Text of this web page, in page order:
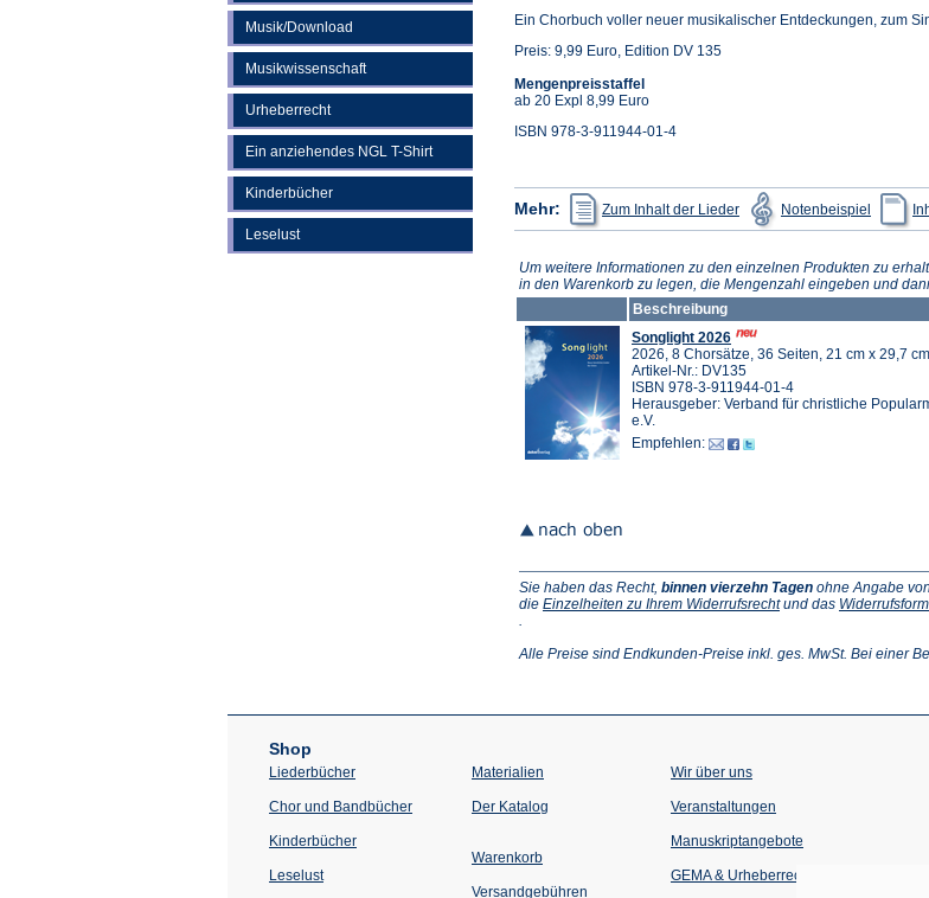
Musik/Download
Musikwissenschaft
Urheberrecht
Ein anziehendes NGL T-Shirt
Kinderbücher
Leselust
Ein Chorbuch voller neuer musikalischer Entdeckungen, zum
Preis: 9,99 Euro, Edition DV 135
Mengenpreisstaffel
ab 20 Expl 8,99 Euro
ISBN 978-3-911944-01-4
Mehr: Zum Inhalt der Lieder
(Öffnet
in
einem
Tab)
Notenbeispiel
(Öffnet
in
einem
Tab)
Um weitere Informationen zu den einzelnen Produkten zu
in den Warenkorb zu legen, die Mengenzahl eingeben und
Beschreibung
Songlight 2026
2026, 8 Chorsätze, 36 Seiten, 21 cm x 29,7
Artikel-Nr.: DV135
ISBN 978-3-911944-01-4
Herausgeber: Verband für christliche
e.V.
Empfehlen:
Sie haben das Recht, binnen vierzehn Tagen ohne Angabe
die Einzelheiten zu Ihrem Widerrufsrecht(Öffnet
neuen
und das
einem
.
Alle Preise sind Endkunden-Preise inkl. ges. MwSt. Bei einer
Shop
Liederbücher
Chor und Bandbücher
Kinderbücher
Leselust
Materialien
Der Katalog
Warenkorb
Versandgebühren
Wir über uns
Veranstaltungen
einem
Tab)
Manuskriptangebote
GEMA & Urheberrecht